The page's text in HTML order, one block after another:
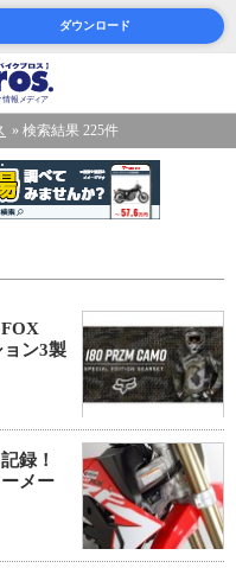
ダウンロード
検索結果 225件
ン3製
録！
メー